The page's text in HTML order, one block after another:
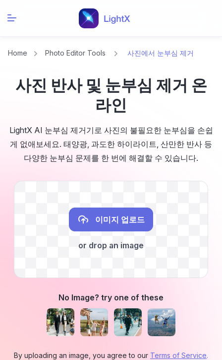
Home Photo Editor Tools 사진에서 눈부심 제거
사진 반사 및 눈부심 제거 온
라인
LightX AI 눈부심 제거기로 사진의 불필요한 눈부심을 손쉽
게 없애보세요. 태양광, 과도한 하이라이트, 산만한 반사 등
다양한 눈부심 문제를 한 번에 해결할 수 있습니다.
이미지 업로드
or drop an image
No Image? try one of these
By uploading an image, you agree to our Terms of Service.